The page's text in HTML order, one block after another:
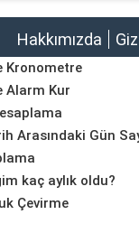
Hakkımızda
Kronometre
Alarm Kur
Arasındaki Gün
kaç aylık oldu?
Çevirme